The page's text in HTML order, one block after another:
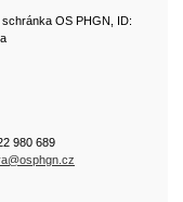
OS PHGN, ID:
980 689